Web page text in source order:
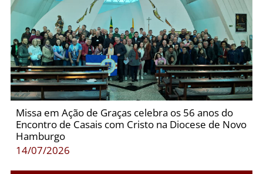
Missa em Ação de Graças celebra os 56 anos do
Encontro de Casais com Cristo na Diocese de Novo
Hamburgo
14/07/2026